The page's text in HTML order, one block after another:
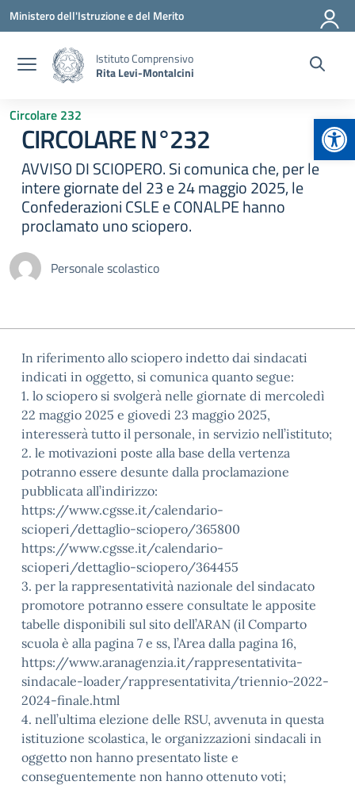
Vai ai contenuti
Vai al menu di navigazione
Vai al footer
Ministero dell'Istruzione e del Merito
Istituto Comprensivo
Rita Levi-Montalcini
Circolare 232
CIRCOLARE N°232
AVVISO DI SCIOPERO. Si comunica che, per le
intere giornate del 23 e 24 maggio 2025, le
Confederazioni CSLE e CONALPE hanno
proclamato uno sciopero.
Personale scolastico
In riferimento allo sciopero indetto dai sindacati
indicati in oggetto, si comunica quanto segue:
1. lo sciopero si svolgerà nelle giornate di mercoledì
22 maggio 2025 e giovedi 23 maggio 2025,
interesserà tutto il personale, in servizio nell’istituto;
2. le motivazioni poste alla base della vertenza
potranno essere desunte dalla proclamazione
pubblicata all’indirizzo:
https://www.cgsse.it/calendario-
scioperi/dettaglio-sciopero/365800
https://www.cgsse.it/calendario-
scioperi/dettaglio-sciopero/364455
3. per la rappresentatività nazionale del sindacato
promotore potranno essere consultate le apposite
tabelle disponibili sul sito dell’ARAN (il Comparto
scuola è alla pagina 7 e ss, l’Area dalla pagina 16,
https://www.aranagenzia.it/rappresentativita-
sindacale-loader/rappresentativita/triennio-2022-
2024-finale.html
4. nell’ultima elezione delle RSU, avvenuta in questa
istituzione scolastica, le organizzazioni sindacali in
oggetto non hanno presentato liste e
conseguentemente non hanno ottenuto voti;